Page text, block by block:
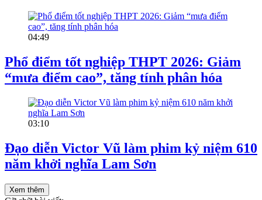
04:49
Phổ điểm tốt nghiệp THPT 2026: Giảm
“mưa điểm cao”, tăng tính phân hóa
03:10
Đạo diễn Victor Vũ làm phim kỷ niệm 610
năm khởi nghĩa Lam Sơn
Xem thêm